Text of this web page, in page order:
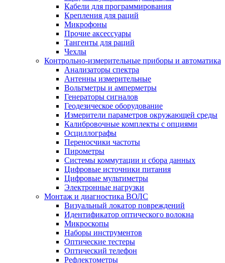
Кабели для программирования
Крепления для раций
Микрофоны
Прочие аксессуары
Тангенты для раций
Чехлы
Контрольно-измерительные приборы и автоматика
Анализаторы спектра
Антенны измерительные
Вольтметры и амперметры
Генераторы сигналов
Геодезическое оборудование
Измерители параметров окружающей среды
Калибровочные комплекты с опциями
Осциллографы
Переносчики частоты
Пирометры
Системы коммутации и сбора данных
Цифровые источники питания
Цифровые мультиметры
Электронные нагрузки
Монтаж и диагностика ВОЛС
Визуальный локатор повреждений
Идентификатор оптического волокна
Микроскопы
Наборы инструментов
Оптические тестеры
Оптический телефон
Рефлектометры